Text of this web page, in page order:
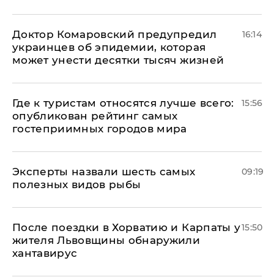
Доктор Комаровский предупредил
украинцев об эпидемии, которая
может унести десятки тысяч жизней
16:14
Где к туристам относятся лучше всего:
опубликован рейтинг самых
гостеприимных городов мира
15:56
Эксперты назвали шесть самых
полезных видов рыбы
09:19
После поездки в Хорватию и Карпаты у
жителя Львовщины обнаружили
хантавирус
15:50